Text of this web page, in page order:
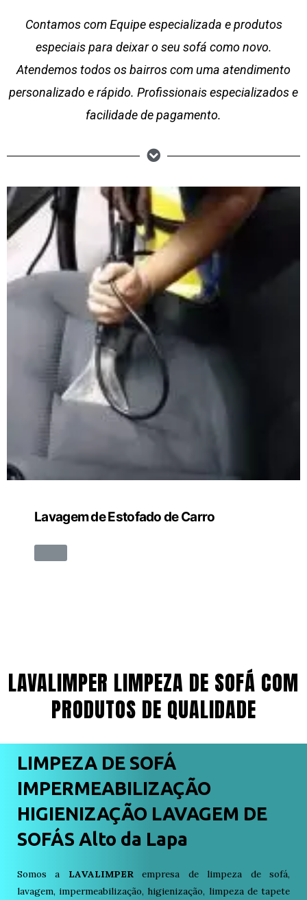
Contamos com Equipe especializada e produtos
especiais para deixar o seu sofá como novo.
Atendemos todos os bairros com uma atendimento
personalizado e rápido. Profissionais especializados e
facilidade de pagamento.
Lavagem de Estofado de Carro
LAVALIMPER LIMPEZA DE SOFÁ COM
PRODUTOS DE QUALIDADE
LIMPEZA DE SOFÁ
IMPERMEABILIZAÇÃO
HIGIENIZAÇÃO LAVAGEM DE
SOFÁS Alto da Lapa
Somos a LAVALIMPERempresa de limpeza de sofá,
lavagem, impermeabilização, higienização, limpeza de tapete